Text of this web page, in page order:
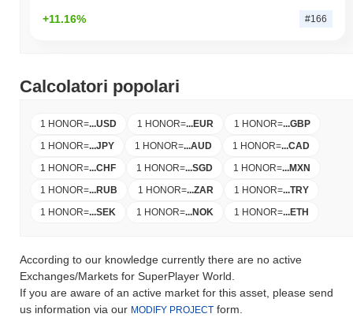
+11.16% #166
Calcolatori popolari
1 HONOR=...USD 1 HONOR=...EUR 1 HONOR=...GBP
1 HONOR=...JPY 1 HONOR=...AUD 1 HONOR=...CAD
1 HONOR=...CHF 1 HONOR=...SGD 1 HONOR=...MXN
1 HONOR=...RUB 1 HONOR=...ZAR 1 HONOR=...TRY
1 HONOR=...SEK 1 HONOR=...NOK 1 HONOR=...ETH
According to our knowledge currently there are no active
Exchanges/Markets for SuperPlayer World.
If you are aware of an active market for this asset, please send
us information via our MODIFY PROJECT form.